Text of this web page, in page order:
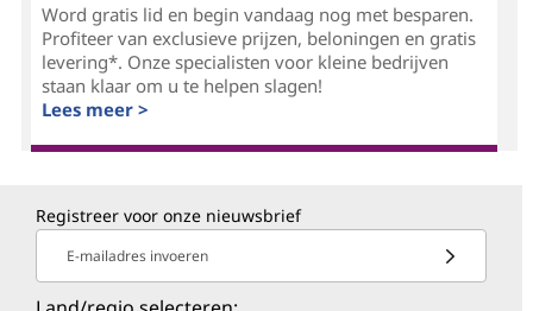
Word gratis lid en begin vandaag nog met besparen.
Profiteer van exclusieve prijzen, beloningen en gratis
levering*. Onze specialisten voor kleine bedrijven
staan klaar om u te helpen slagen!
Lees meer >
Registreer voor onze nieuwsbrief
E-mailadres invoeren